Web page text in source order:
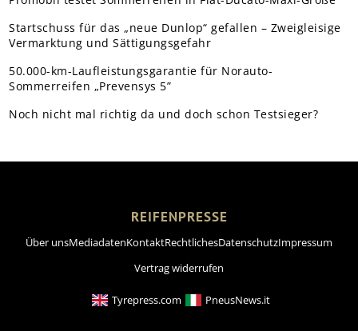
Startschuss für das „neue Dunlop“ gefallen – Zweigleisige
Vermarktung und Sättigungsgefahr
50.000-km-Laufleistungsgarantie für Norauto-
Sommerreifen „Prevensys 5”
Noch nicht mal richtig da und doch schon Testsieger?
REIFENPRESSE
Über unsMediadatenKontaktRechtlichesDatenschutzImpressum
Vertrag widerrufen
Tyrepress.com PneusNews.it